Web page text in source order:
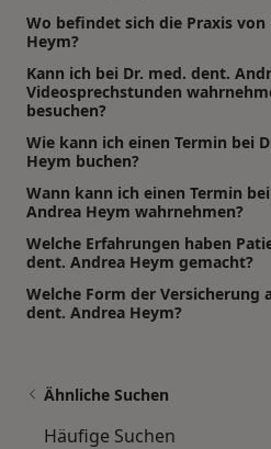
Wo befindet sich die Praxis
Heym?
Kann ich bei Dr. med. dent.
Videosprechstunden
besuchen?
Wie kann ich einen Termin bei
Heym buchen?
Wann kann ich einen Termin
Andrea Heym wahrnehmen?
Welche Erfahrungen haben
dent. Andrea Heym gemacht?
Welche Form der Versicherung
dent. Andrea Heym?
Ähnliche Suchen
Häufige Suchen